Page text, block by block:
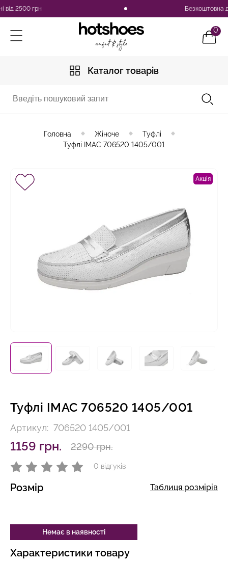
грн Безкоштовна
0
Каталог товарів
Головна Жіноче
Туфлі
Туфлі IMAC 706520 1405/001
Акція
Туфлі IMAC 706520 1405/001
Артикул: 706520 1405/001
1159 грн. 2290 грн.
0 відгуків
Розмір Таблиця розмірів
Немає в наявності
Характеристики товару